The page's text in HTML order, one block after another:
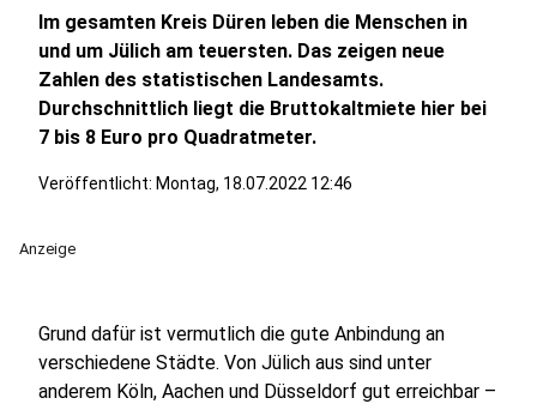
Im gesamten Kreis Düren leben die Menschen in
und um Jülich am teuersten. Das zeigen neue
Zahlen des statistischen Landesamts.
Durchschnittlich liegt die Bruttokaltmiete hier bei
7 bis 8 Euro pro Quadratmeter.
Veröffentlicht: Montag, 18.07.2022 12:46
Anzeige
Grund dafür ist vermutlich die gute Anbindung an
verschiedene Städte. Von Jülich aus sind unter
anderem Köln, Aachen und Düsseldorf gut erreichbar –